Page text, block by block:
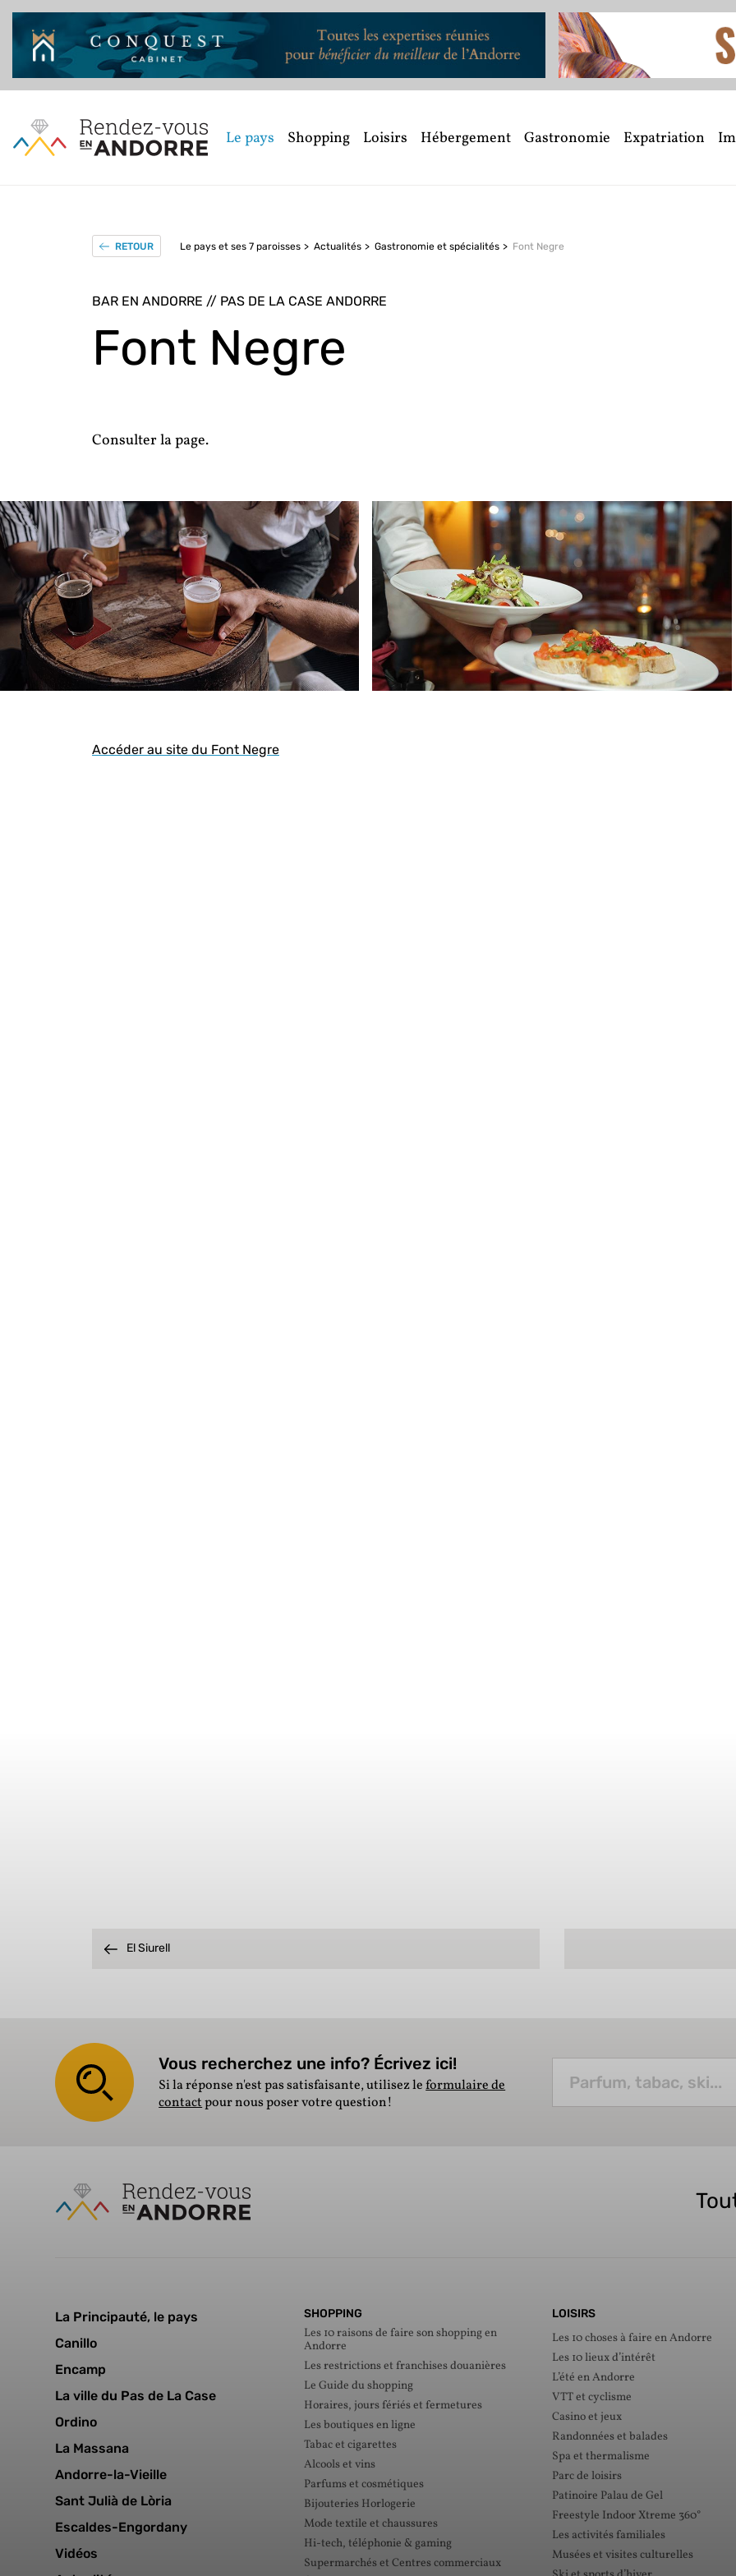
Le pays Shopping Loisirs Hébergement Gastronomie Expatriation
RETOUR Le pays et ses 7 paroisses Actualités Gastronomie et spécialités Font Negre
BAR EN ANDORRE // PAS DE LA CASE ANDORRE
Font Negre
Consulter la page.
Accéder au site du Font Negre
El Siurell
Vous recherchez une info? Écrivez ici!
Si la réponse n'est pas satisfaisante, utilisez leformulaire de
contactpour nous poser votre question!
La Principauté, le pays
Canillo
Encamp
La ville du Pas de La Case
Ordino
La Massana
Andorre-la-Vieille
Sant Julià de Lòria
Escaldes-Engordany
Vidéos
SHOPPING
Les 10 raisons de faire son shopping en
Andorre
Les restrictions et franchises douanières
Le Guide du shopping
Horaires, jours fériés et fermetures
Les boutiques en ligne
Tabac et cigarettes
Alcools et vins
Parfums et cosmétiques
Bijouteries Horlogerie
Mode textile et chaussures
Hi-tech, téléphonie & gaming
Supermarchés et Centres commerciaux
LOISIRS
Les 10 choses à faire en Andorre
Les 10 lieux d’intérêt
L’été en Andorre
VTT et cyclisme
Casino et jeux
Randonnées et balades
Spa et thermalisme
Parc de loisirs
Patinoire Palau de Gel
Freestyle Indoor Xtreme 360°
Les activités familiales
Musées et visites culturelles